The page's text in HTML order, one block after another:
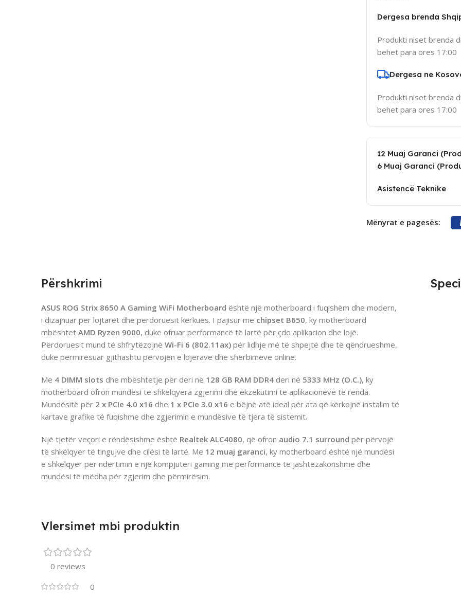
Dergesa brenda
Produkti niset brenda
behet para ores 17:00
Dergesa ne
Produkti niset brenda
behet para ores 17:00
12 Muaj Garanci
6 Muaj Garanci
Asistencë Teknike
Mënyrat e pagesës:
Përshkrimi
ASUS ROG Strix 8650 A Gaming WiFi Motherboard është një motherboard i fuqishëm dhe modern,
i dizajnuar për lojtarët dhe përdoruesit kërkues. I pajisur me chipset B650, ky motherboard
mbështet AMD Ryzen 9000, duke ofruar performancë të lartë për çdo aplikacion dhe lojë.
Përdoruesit mund të shfrytëzojnë Wi-Fi 6 (802.11ax) për lidhje më të shpejtë dhe të qëndrueshme,
duke përmirësuar gjithashtu përvojën e lojërave dhe shërbimeve online.
Me 4 DIMM slots dhe mbështetje për deri në 128 GB RAM DDR4 deri në 5333 MHz (O.C.), ky
motherboard ofron mundësi të shkëlqyera zgjerimi dhe ekzekutimi të aplikacioneve të rënda.
Mundësitë për 2 x PCIe 4.0 x16 dhe 1 x PCIe 3.0 x16 e bëjnë atë ideal për ata që kërkojnë instalim të
kartave grafike të fuqishme dhe zgjerimin e mundësive të tjera të sistemit.
Një tjetër veçori e rëndësishme është Realtek ALC4080, që ofron audio 7.1 surround për përvojë
të shkëlqyer të tingujve dhe cilësi të lartë. Me 12 muaj garanci, ky motherboard është një mundësi
e shkëlqyer për ndërtimin e një kompjuteri gaming me performancë të jashtëzakonshme dhe
mundësi të mëdha për zgjerim dhe përmirësim.
Vlersimet mbi produktin
0 reviews
0